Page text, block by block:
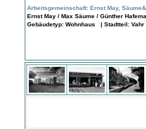
Arbeitsgemeinschaft: Ernst May,
Ernst May / Max Säume / Günther
Gebäudetyp: Wohnhaus | Stadtteil: